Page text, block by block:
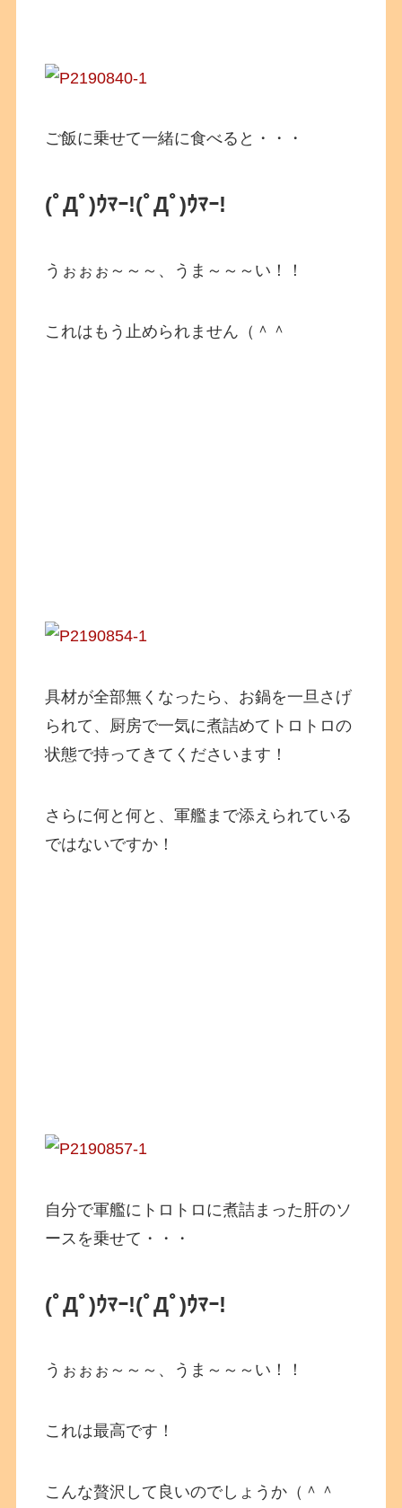
ご飯に乗せて一緒に食べると・・・
(ﾟДﾟ)ｳﾏｰ!(ﾟДﾟ)ｳﾏｰ!
うぉぉぉ～～～、うま～～～い！！
これはもう止められません（＾＾
具材が全部無くなったら、お鍋を一旦さげ
られて、厨房で一気に煮詰めてトロトロの
状態で持ってきてくださいます！
さらに何と何と、軍艦まで添えられている
ではないですか！
自分で軍艦にトロトロに煮詰まった肝のソ
ースを乗せて・・・
(ﾟДﾟ)ｳﾏｰ!(ﾟДﾟ)ｳﾏｰ!
うぉぉぉ～～～、うま～～～い！！
これは最高です！
こんな贅沢して良いのでしょうか（＾＾